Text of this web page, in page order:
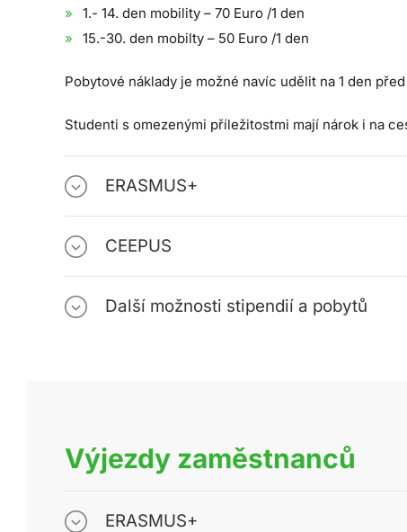
1.- 14. den mobility – 70 Euro /1 den
15.-30. den mobilty – 50 Euro /1 den
Pobytové náklady je možné navíc udělit na 1 den
Studenti s omezenými příležitostmi mají nárok i na
ERASMUS+
CEEPUS
Další možnosti stipendií a pobytů
Výjezdy zaměstnanců
ERASMUS+